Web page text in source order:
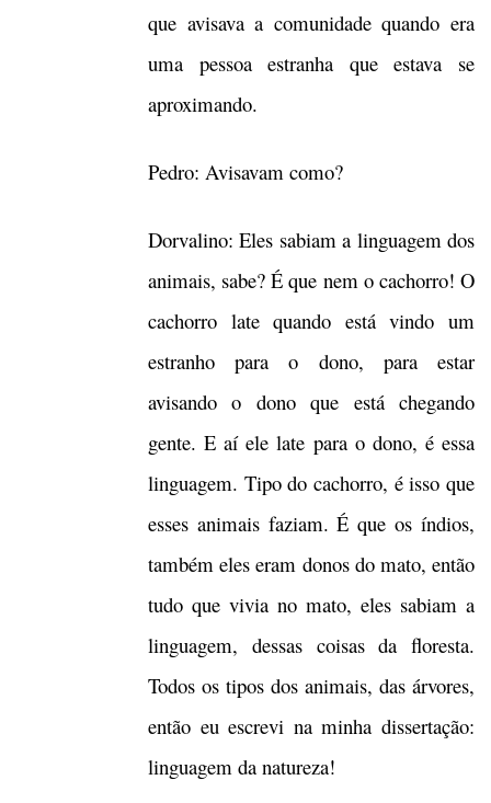
que avisava a comunidade quando era
uma pessoa estranha que estava se
aproximando.
Pedro: Avisavam como?
Dorvalino: Eles sabiam a linguagem dos
animais, sabe? É que nem o cachorro! O
cachorro late quando está vindo um
estranho para o dono, para estar
avisando o dono que está chegando
gente. E aí ele late para o dono, é essa
linguagem. Tipo do cachorro, é isso que
esses animais faziam. É que os índios,
também eles eram donos do mato, então
tudo que vivia no mato, eles sabiam a
linguagem, dessas coisas da floresta.
Todos os tipos dos animais, das árvores,
então eu escrevi na minha dissertação:
linguagem da natureza!